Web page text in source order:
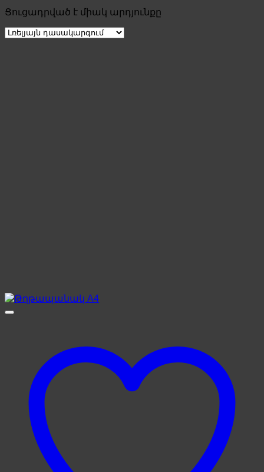
Ցուցադրված է միակ արդյունքը